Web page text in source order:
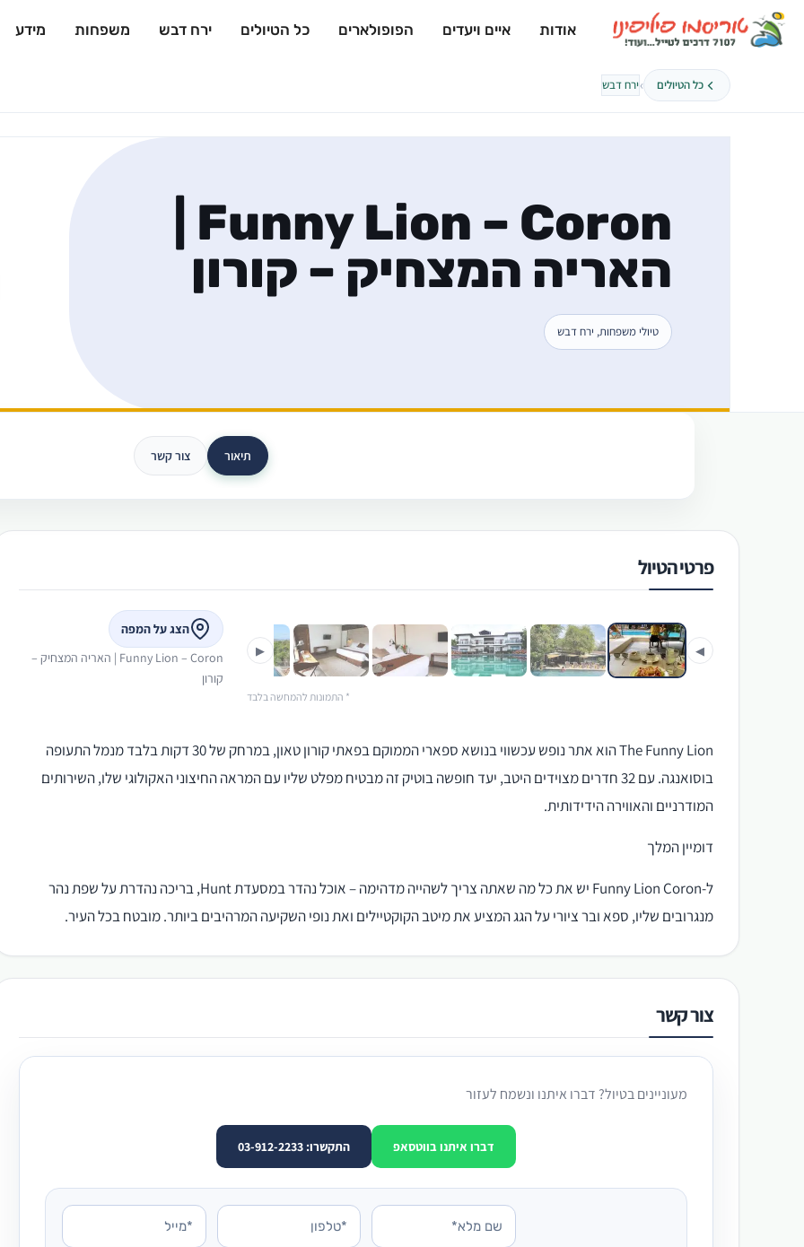
אודות איים ויעדים הפופולארים כל הטיולים ירח דבש משפחות מידע
כל הטיולים ›ירח דבש
האריה המצחיק – קורון
טיולי משפחות, ירח דבש
תיאור צור קשר
פרטי הטיול
◀
▶
* התמונות להמחשה בלבד
הצג על המפה
Funny Lion – Coron | האריה המצחיק –
קורון
The Funny Lion הוא אתר נופש עכשווי בנושא ספארי הממוקם בפאתי קורון טאון, במרחק של 30 דקות בלבד מנמל התעופה
בוסואנגה. עם 32 חדרים מצוידים היטב, יעד חופשה בוטיק זה מבטיח מפלט שליו עם המראה החיצוני האקולוגי שלו, השירותים
המודרניים והאווירה הידידותית.
דומיין המלך
ל-Funny Lion Coron יש את כל מה שאתה צריך לשהייה מדהימה – אוכל נהדר במסעדת Hunt, בריכה נהדרת על שפת נהר
מנגרובים שליו, ספא ובר ציורי על הגג המציע את מיטב הקוקטיילים ואת נופי השקיעה המרהיבים ביותר. מובטח בכל העיר.
צור קשר
מעוניינים בטיול? דברו איתנו ונשמח לעזור
דברו איתנו בווטסאפ התקשרו: 03-912-2233